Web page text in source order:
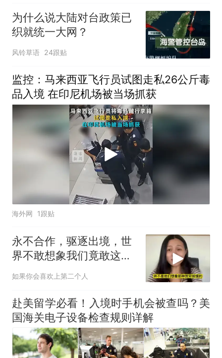
为什么说大陆对台政策已
织就统一大网？
风铃草语 24跟贴
监控：马来西亚飞行员试图走私26公斤毒
品入境 在印尼机场被当场抓获
海外网 1跟贴
永不合作，驱逐出境，世
界不敢想象我们竟敢这样
做，台名嘴笑翻了
如果你会喜欢上第二个人
赴美留学必看！入境时手机会被查吗？美
国海关电子设备检查规则详解